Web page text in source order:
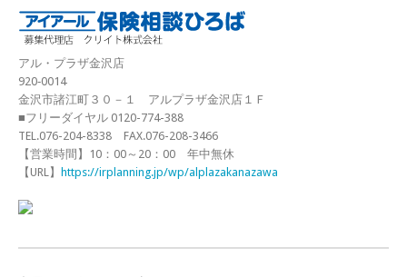
アル・プラザ金沢店
920‐0014
金沢市諸江町３０－１ アルプラザ金沢店１Ｆ
■フリーダイヤル 0120-774-388
TEL.076-204-8338 FAX.076-208-3466
【営業時間】10：00～20：00 年中無休
【URL】
https://irplanning.jp/wp/alplazakanazawa